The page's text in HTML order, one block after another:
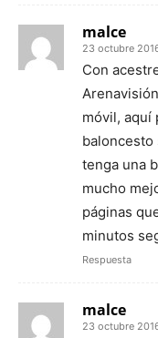
malce
23 octubre
Con
móvil, aquí
baloncesto
tenga una
mucho
páginas
minutos
Respuesta
malce
23 octubre